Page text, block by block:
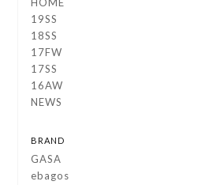
HOME
19SS
18SS
17FW
17SS
16AW
NEWS
BRAND
GASA
ebagos